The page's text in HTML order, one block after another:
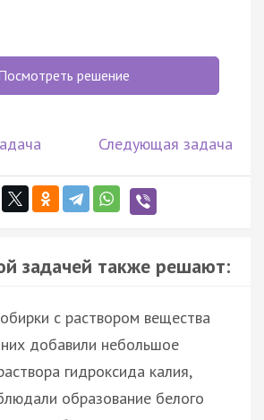
решение
Следующая задача
задачей также решают:
с раствором вещества
добавили небольшое
гидроксида калия,
образование белого